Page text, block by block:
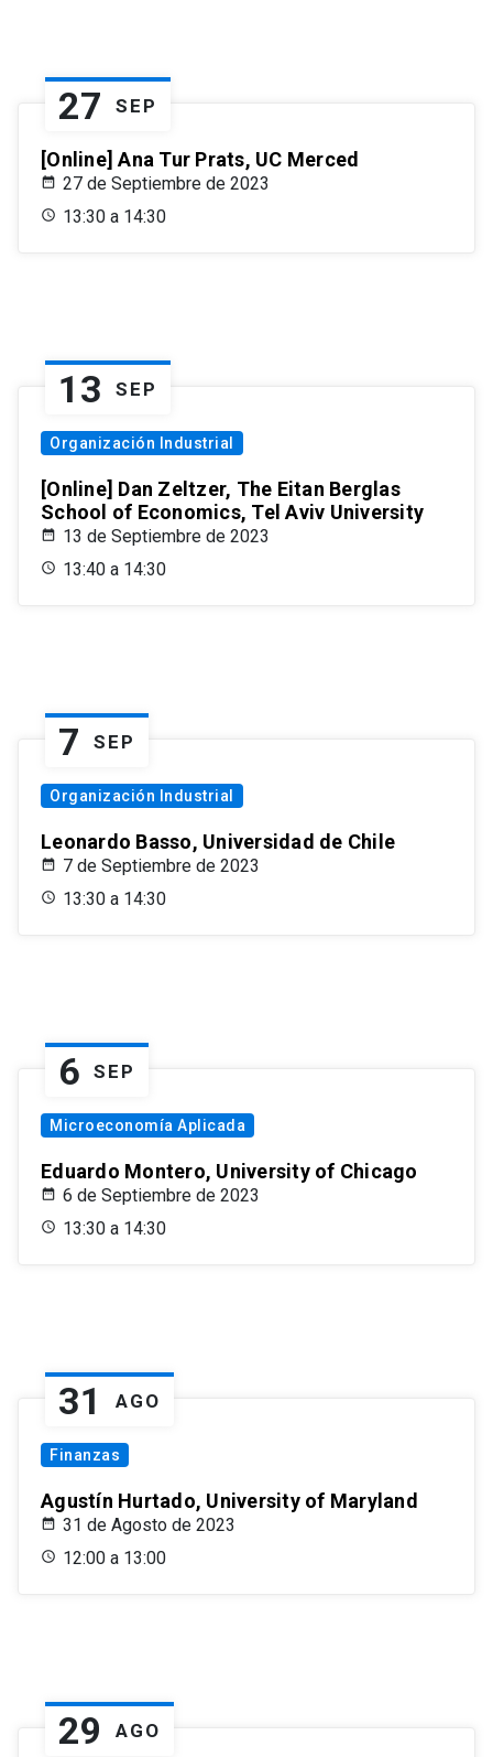
27 SEP
[Online] Ana Tur Prats, UC Merced
27 de Septiembre de 2023
13:30 a 14:30
13 SEP
Organización Industrial
[Online] Dan Zeltzer, The Eitan Berglas
School of Economics, Tel Aviv University
13 de Septiembre de 2023
13:40 a 14:30
7 SEP
Organización Industrial
Leonardo Basso, Universidad de Chile
7 de Septiembre de 2023
13:30 a 14:30
6 SEP
Microeconomía Aplicada
Eduardo Montero, University of Chicago
6 de Septiembre de 2023
13:30 a 14:30
31 AGO
Finanzas
Agustín Hurtado, University of Maryland
31 de Agosto de 2023
12:00 a 13:00
29 AGO